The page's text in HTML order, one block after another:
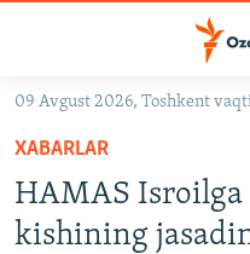
Асосий
навигацияга
ўтинг
Қидиришга
OZODARXIV
09 Avgust 2026, Toshkent
XABARLAR
HAMAS Isroilga
kishining